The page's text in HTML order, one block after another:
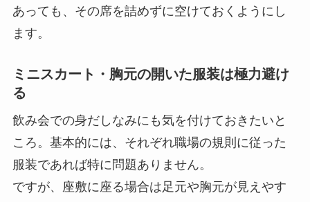
あっても、その席を詰めずに空けておくようにし
ます。
ミニスカート・胸元の開いた服装は極力避け
る
飲み会での身だしなみにも気を付けておきたいと
ころ。基本的には、それぞれ職場の規則に従った
服装であれば特に問題ありません。
ですが、座敷に座る場合は足元や胸元が見えやす